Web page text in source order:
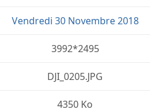
Vendredi 30 Novembre 2018
3992*2495
DJI_0205.JPG
4350 Ko